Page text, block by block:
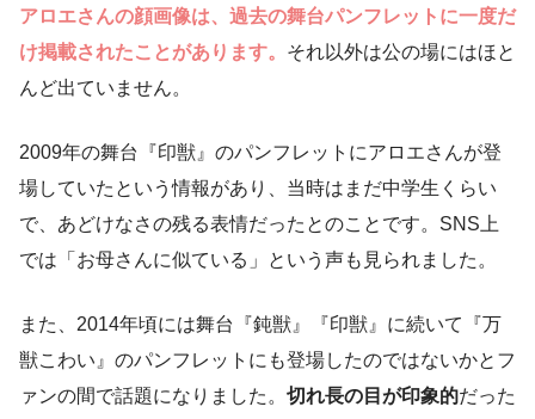
アロエさんの顔画像は、過去の舞台パンフレットに一度だ
け掲載されたことがあります。 それ以外は公の場にはほと
んど出ていません。
2009年の舞台『印獣』のパンフレットにアロエさんが登
場していたという情報があり、当時はまだ中学生くらい
で、あどけなさの残る表情だったとのことです。SNS上
では「お母さんに似ている」という声も見られました。
また、2014年頃には舞台『鈍獣』『印獣』に続いて『万
獣こわい』のパンフレットにも登場したのではないかとフ
ァンの間で話題になりました。 切れ長の目が印象的だった